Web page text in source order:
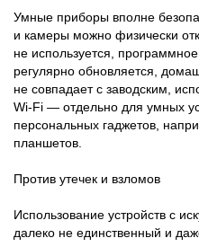
Умные приборы вполне
и камеры можно физически
не используется,
регулярно обновляется,
не совпадает с заводским,
Wi-Fi — отдельно для умных
персональных гаджетов,
планшетов.
Против утечек и взломов
Использование устройств с
далеко не единственный и